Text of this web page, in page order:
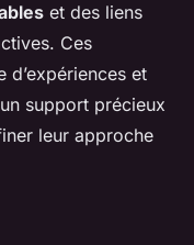
et des liens
Ces
d’expériences et
support précieux
leur approche